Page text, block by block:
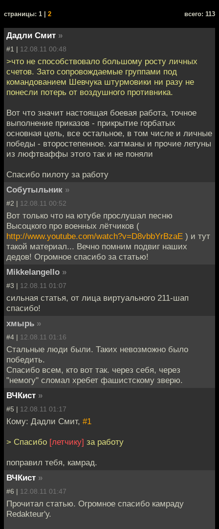
cтраницы: 1 | 2 всего: 113
Дадли Смит »
#1 | 12.08.11 00:48
>что не способствовало большому росту личных
счетов. Зато сопровождаемые группами под
командованием Шевчука штурмовики ни разу не
понесли потерь от воздушного противника.
Вот что значит настоящая боевая работа, точное
выполнение приказов - прикрытие горбатых
основная цель, все остальное, в том числе и личные
победы - второстепенное. хагтманы и прочие летуны
из люфтваффы этого так и не поняли
Спасибо пилоту за работу
Собутыльник »
#2 | 12.08.11 00:52
Вот только что на ютубе прослушал песню
Высоцкого про военных лётчиков (
http://www.youtube.com/watch?v=D8vbbYrBzaE ) и тут
такой материал... Вечно помним подвиг наших
дедов! Огромное спасибо за статью!
Mikkelangello »
#3 | 12.08.11 01:07
сильная статья, от лица виртуального 211-шап
спасибо!
хмырь »
#4 | 12.08.11 01:16
Стальные люди были. Таких невозможно было
победить.
Спасибо всем, кто вот так. через себя, через
"немогу" сломал хребет фашистскому зверю.
ВЧКист »
#5 | 12.08.11 01:17
Кому: Дадли Смит, #1
> Спасибо [летчику] за работу
поправил тебя, камрад.
ВЧКист »
#6 | 12.08.11 01:47
Прочитал статью. Огромное спасибо камраду
Redakteur'у.